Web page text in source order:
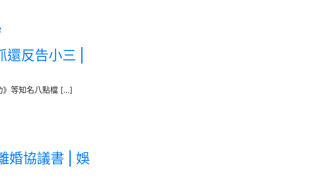
反告小三 |
》等知名八點檔 […]
婚協議書 | 娛